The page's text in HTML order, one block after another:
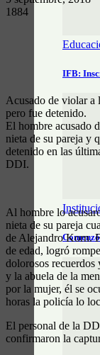
IFB:
1884
Acusado de violar a
pero fue detenido.
El hombre acusado
nieta de su pareja y
detenido en las
DDI.
Al hombre lo
nieta de su pareja
de Alejandro Korn.
de edad, logró
dolorosos
y la abuela de la
por la mujer, él se
horas la policía lo
El personal de la
confirmaron la